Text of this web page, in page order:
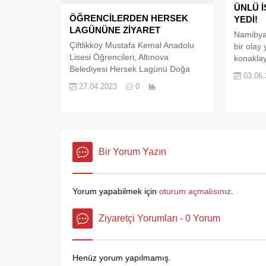
Belediyesi'nden erken ve etkili
mücadele talebinde bulundu.
Birol
ÖĞRENCİLERDEN HERSEK
LAGÜNÜNE ZİYARET
Çiftlikköy Mustafa Kemal Anadolu
Lisesi Öğrencileri, Altınova
Belediyesi Hersek Lagünü Doğa
Gözlem Kulesi ile Altınova
Belediyesi Kuş Gözlemcisi Fatih
Bülbül ve Altınova Belediyesi
Hersek Engelsiz Tıbbi Aromatik
Bitkiler Bahçesi Görevlisi Alihan
Sevinç tarafından...
27.04.2023 0
ÜNLÜ
YEDİ!
bir olay
Bir Yorum Yazın
Yorum yapabilmek için oturum açmalısınız
Ziyaretçi Yorumları - 0 Yorum
Henüz yorum yapılmamış.